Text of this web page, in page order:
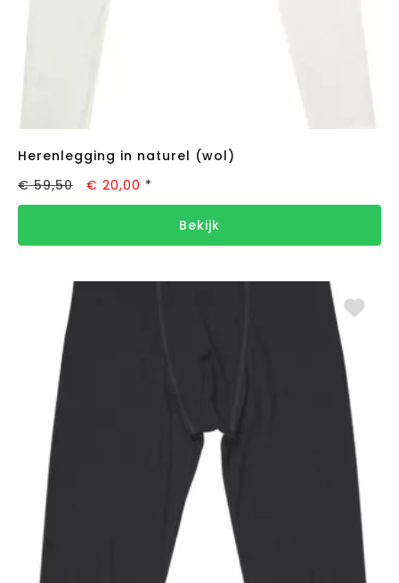
Herenlegging in naturel (wol)
€ 59,50
€ 20,00 *
Bekijk